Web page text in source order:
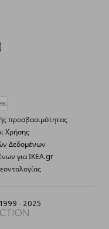
προσβασιμότητας
Χρήσης
Δεδομένων
για ΙΚΕΑ.gr
- 2025